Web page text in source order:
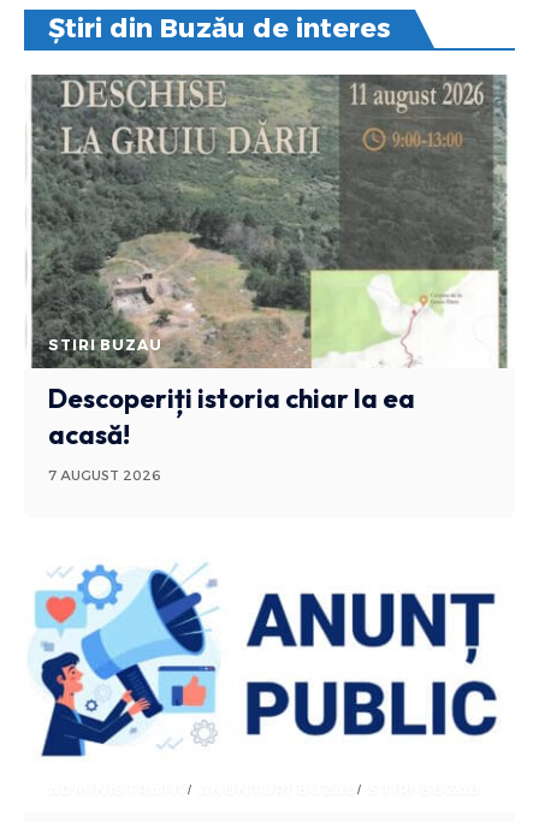
Știri din Buzău de interes
STIRI BUZAU
Descoperiți istoria chiar la ea
acasă!
7 AUGUST 2026
ADMINISTRATIV ANUNTURI BUZAU